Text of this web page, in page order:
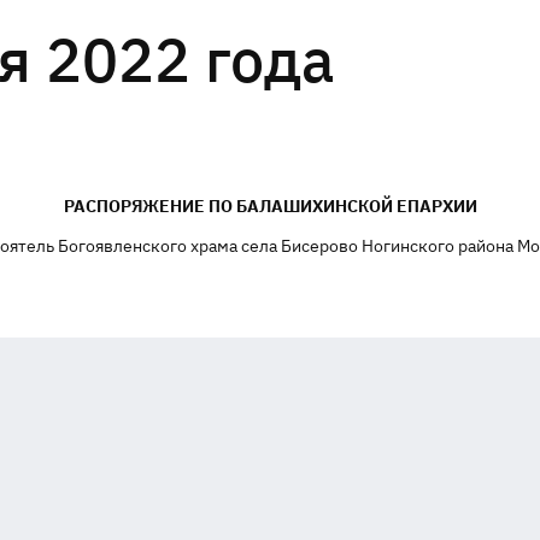
2022 года
РАСПОРЯЖЕНИЕ ПО БАЛАШИХИНСКОЙ ЕПАРХИИ
Богоявленского храма села Бисерово Ногинского района